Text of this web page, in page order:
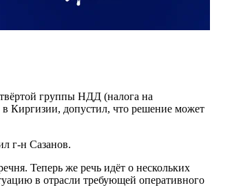
группы НДД (налога на
Киргизии, допустил, что решение может
г-н Сазанов.
Теперь же речь идёт о нескольких
в отрасли требующей оперативного